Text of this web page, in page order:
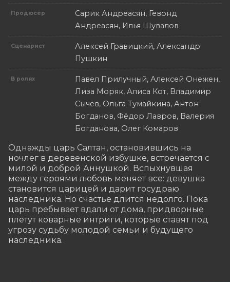
Продюсер
Сарик Андреасян, Гевонд
Андреасян, Илья Шувалов
Сценарист
Алексей Гравицкий, Александр
Пушкин
В ролях
Павел Прилучный, Алексей Онежен,
Лиза Моряк, Алиса Кот, Владимир
Сычев, Ольга Тумайкина, Антон
Богданов, Фёдор Лавров, Валерия
Богданова, Олег Комаров
Однажды царь Салтан, остановившись на
ночлег в деревенской избушке, встречается с
милой и доброй Аннушкой. Вспыхнувшая
между героями любовь меняет все: девушка
становится царицей и дарит госудраю
наследника. Но счастье длится недолго. Пока
царь пребывает вдали от дома, придворные
плетут коварные интриги, которые ставят под
угрозу судьбу молодой семьи и будущего
наследника.